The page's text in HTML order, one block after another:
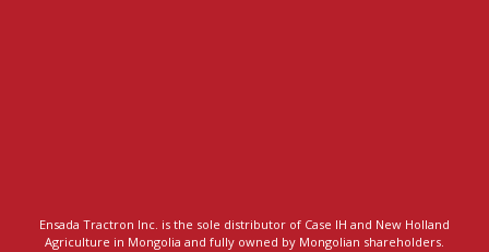
Ensada Tractron Inc. is the sole distributor of Case IH and New Holland
Agriculture in Mongolia and fully owned by Mongolian shareholders.